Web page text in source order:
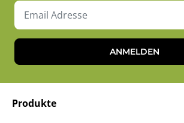
ANMELDEN
Produkte